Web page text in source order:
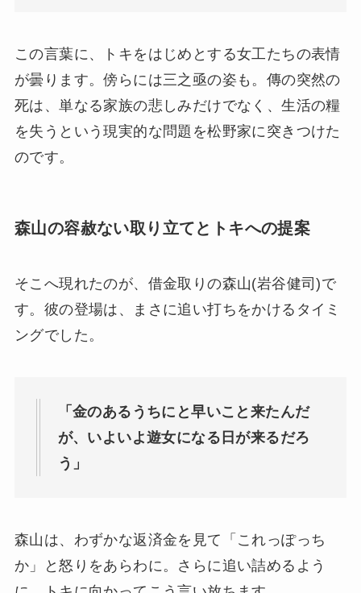
この言葉に、トキをはじめとする女工たちの表情
が曇ります。傍らには三之亟の姿も。傳の突然の
死は、単なる家族の悲しみだけでなく、生活の糧
を失うという現実的な問題を松野家に突きつけた
のです。
森山の容赦ない取り立てとトキへの提案
そこへ現れたのが、借金取りの森山(岩谷健司)で
す。彼の登場は、まさに追い打ちをかけるタイミ
ングでした。
「金のあるうちにと早いこと来たんだ
が、いよいよ遊女になる日が来るだろ
う」
森山は、わずかな返済金を見て「これっぽっち
か」と怒りをあらわに。さらに追い詰めるよう